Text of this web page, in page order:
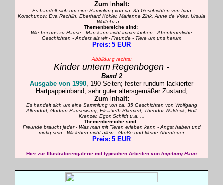
Zum Inhalt:
Es handelt sich um eine Sammlung von ca. 35 Geschichten von Irina
Korschunow, Eva Rechlin, Eberhard Köhler, Marianne Zink, Anne de Vries, Ursula
Wölfel u.a. ...
Themenbereiche sind:
Wie bei uns zu Hause - Man kann nicht immer lachen - Abenteuerliche
Geschichten - Anders als wir - Freunde - Tiere um uns herum
Preis: 5 EUR
Abbildung rechts:
Kinder unterm Regenbogen -
Band 2
Ausgabe von 1990, 190 Seiten; fester rundum lackierter
Hartpappeinband; sehr guter altersgemäßer Zustand,
Zum Inhalt:
Es handelt sich um eine Sammlung von ca. 35 Geschichten von Wolfgang
Altendorf, Gudrun Pausewang, Elisabeth Stiemert, Theodor Waldeck, Rolf
Krenzer, Egon Schildt u.a. ...
Themenbereiche sind:
Freunde braucht jeder - Was man mit Tieren erleben kann - Angst haben und
mutig sein - Wir leben nicht allein - Große und kleine Abenteuer
Preis: 5 EUR
Hier zur Illustratorengalerie mit typischen Arbeiten von Ingeborg Haun